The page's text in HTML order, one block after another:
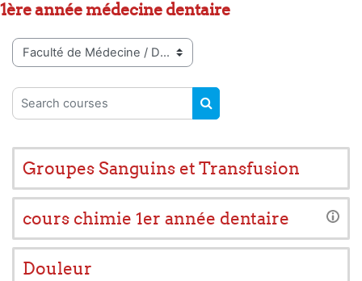
1ère année médecine dentaire
Course categories
Search courses
SEARCH COURSES
Groupes Sanguins et Transfusion
cours chimie 1er année dentaire
Douleur